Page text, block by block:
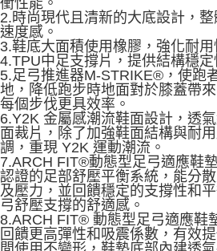
2.時尚現代且清新的大底設計，
速度感。
3.鞋底大面積使用橡膠，強化耐用
4.TPU中足支撐片，提供結構穩定
5.足弓推進器M-STRIKE®，使跑
地，降低跑步時地面對於膝蓋帶
每個步伐更具效率。
6.Y2K 金屬感潮流鞋面設計，透
面裁片，除了加強鞋面結構與耐
調，重現 Y2K 運動潮流。
7.ARCH FIT®動態型足弓適應鞋
認證的足部舒壓平衡系統，能分
及壓力，並回饋穩定的支撐性和
弓舒壓支撐的舒適感。
8.ARCH FIT® 動態型足弓適應鞋
回饋更高彈性和吸震係數，有效